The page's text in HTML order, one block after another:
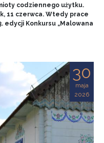
codziennego użytku.
11 czerwca. Wtedy prace
edycji Konkursu „Malowana
30
maja
2026